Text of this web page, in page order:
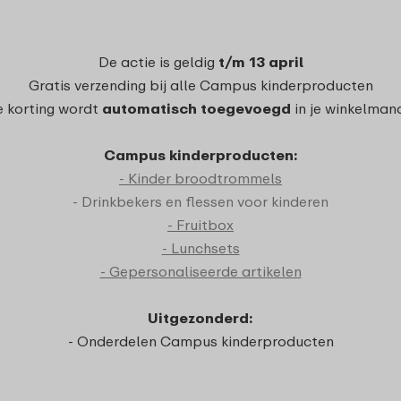
De actie is geldig t/m 13 april
Gratis verzending bij alle Campus kinderproducten
korting wordt automatisch toegevoegd in je
Campus kinderproducten:
- Kinder broodtrommels
- Drinkbekers en flessen voor kinderen
- Fruitbox
- Lunchsets
- Gepersonaliseerde artikelen
Uitgezonderd:
- Onderdelen Campus kinderproducten